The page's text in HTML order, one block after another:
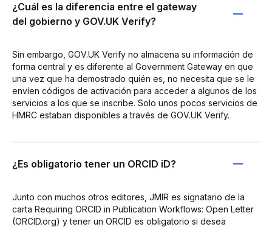
¿Cuál es la diferencia entre el gateway
del gobierno y GOV.UK Verify?
Sin embargo, GOV.UK Verify no almacena su información de
forma central y es diferente al Government Gateway en que
una vez que ha demostrado quién es, no necesita que se le
envíen códigos de activación para acceder a algunos de los
servicios a los que se inscribe. Solo unos pocos servicios de
HMRC estaban disponibles a través de GOV.UK Verify.
¿Es obligatorio tener un ORCID iD?
Junto con muchos otros editores, JMIR es signatario de la
carta Requiring ORCID in Publication Workflows: Open Letter
(ORCID.org) y tener un ORCID es obligatorio si desea